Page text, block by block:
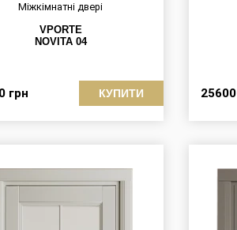
Міжкімнатні двері
VPORTE
NOVITA 04
грн КУПИТИ 25600